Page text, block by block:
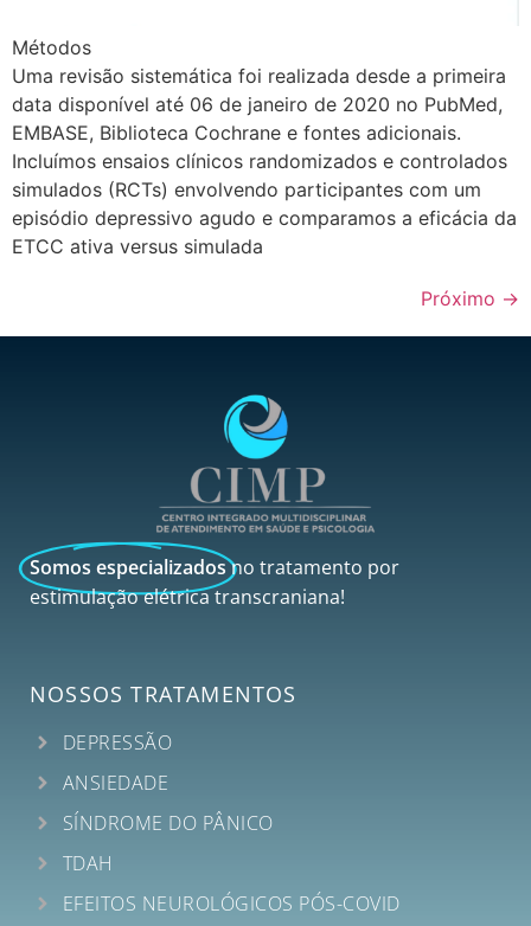
Métodos
Uma revisão sistemática foi realizada desde a primeira
data disponível até 06 de janeiro de 2020 no PubMed,
EMBASE, Biblioteca Cochrane e fontes adicionais.
Incluímos ensaios clínicos randomizados e controlados
simulados (RCTs) envolvendo participantes com um
episódio depressivo agudo e comparamos a eficácia da
ETCC ativa versus simulada
Próximo →
Somos especializadosno tratamento por
estimulação elétrica transcraniana!
NOSSOS TRATAMENTOS
DEPRESSÃO
ANSIEDADE
SÍNDROME DO PÂNICO
TDAH
EFEITOS NEUROLÓGICOS PÓS-COVID